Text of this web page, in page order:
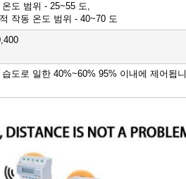
온도 범위 - 25~55 도,
작동 온도 범위 - 40~70 도
습도로 일한 40%~60% 95% 이내에 제어됩